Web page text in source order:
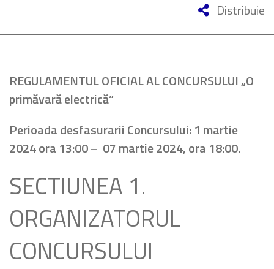
Distribuie
REGULAMENTUL OFICIAL AL CONCURSULUI„O
primăvară electrică”
Perioada desfasurarii Concursului:1 martie
2024 ora 13:00 – 07 martie 2024, ora 18:00.
SECTIUNEA 1.
ORGANIZATORUL
CONCURSULUI